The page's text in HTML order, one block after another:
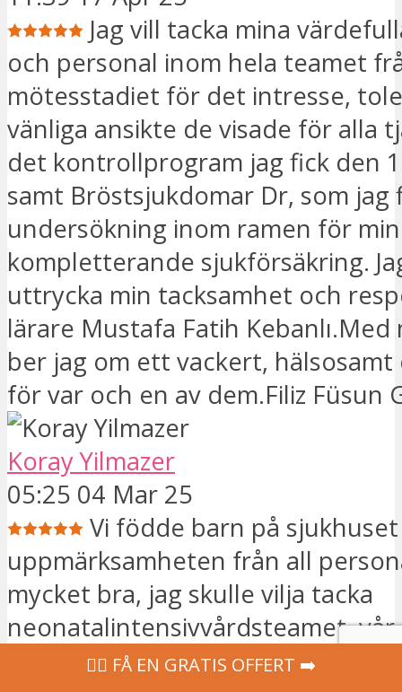
Jag vill tacka mina
och personal inom hela teamet
mötesstadiet för det intresse,
vänliga ansikte de visade för alla
det kontrollprogram jag fick den
samt Bröstsjukdomar Dr, som jag
undersökning inom ramen för min
kompletterande sjukförsäkring.
uttrycka min tacksamhet och
lärare Mustafa Fatih Kebanlı.Med
ber jag om ett vackert,
för var och en av dem.Filiz Füsun
Koray Yilmazer
05:25 04 Mar 25
Vi födde barn på
uppmärksamheten från all
mycket bra, jag skulle vilja tacka
neonatalintensivvårdsteamet, vår
Gönül, vår lärare Ülkü, vår lärare
‍👩‍⚕ FÅ EN GRATIS OFFERT ➡️